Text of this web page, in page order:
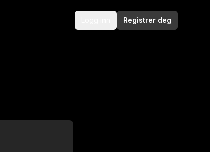
Registrer deg